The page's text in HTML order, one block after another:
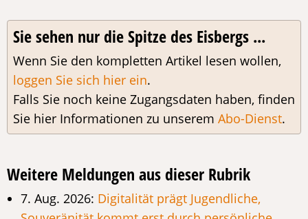
Sie sehen nur die Spitze des Eisbergs ...
Wenn Sie den kompletten Artikel lesen wollen,
loggen Sie sich hier ein.
Falls Sie noch keine Zugangsdaten haben, finden
Sie hier Informationen zu unserem Abo-Dienst.
Weitere Meldungen aus dieser Rubrik
7. Aug. 2026: Digitalität prägt Jugendliche,